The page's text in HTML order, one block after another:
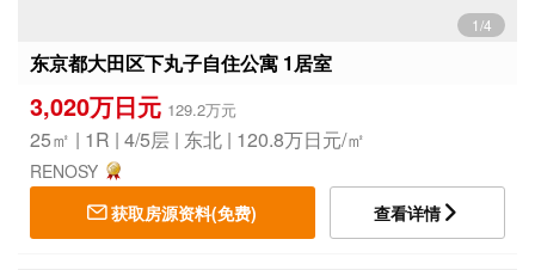
1/4
东京都大田区下丸子自住公寓 1居室
3,020万日元 129.2万元
25㎡ | 1R | 4/5层 | 东北 | 120.8万日元/㎡
RENOSY
获取房源资料(免费)
查看详情